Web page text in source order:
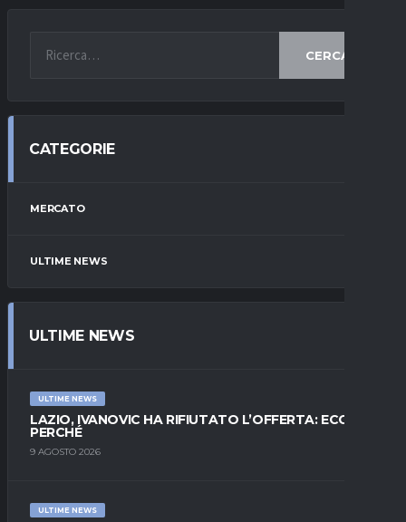
CERCA
CATEGORIE
MERCATO
ULTIME NEWS
ULTIME NEWS
ULTIME NEWS
LAZIO, IVANOVIC HA RIFIUTATO L’OFFERTA: ECCO
PERCHÉ
9 AGOSTO 2026
ULTIME NEWS